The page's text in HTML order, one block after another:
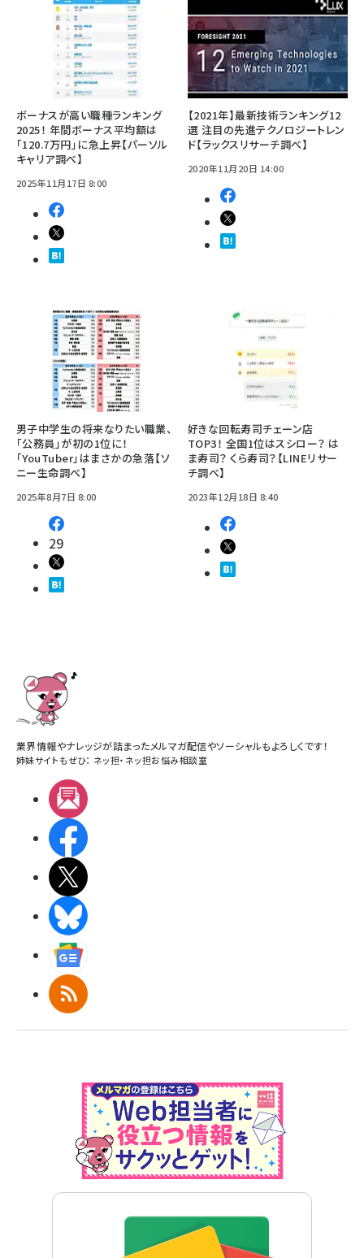
ボーナスが高い職種ランキング
2025！ 年間ボーナス平均額は
「120.7万円」に急上昇【パーソル
キャリア調べ】
2025年11月17日 8:00
【2021年】最新技術ランキング12
選 注目の先進テクノロジートレン
ド【ラックスリサーチ調べ】
2020年11月20日 14:00
男子中学生の将来なりたい職業、
「公務員」が初の1位に！
「YouTuber」はまさかの急落【ソ
ニー生命調べ】
2025年8月7日 8:00
29
好きな回転寿司チェーン店
TOP3！ 全国1位はスシロー？ は
ま寿司？ くら寿司？【LINEリサー
チ調べ】
2023年12月18日 8:40
業界情報やナレッジが詰まったメルマガ配信やソーシャルもよろしくです！
姉妹サイトもぜひ： ネッ担・ ネッ担お悩み相談室
RSS